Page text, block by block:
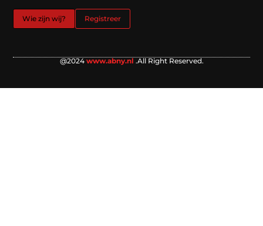
Wie zijn wij? Registreer
@2024 www.abny.nl .All Right Reserved.